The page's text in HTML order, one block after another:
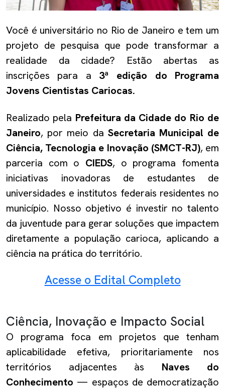
Você é universitário no Rio de Janeiro e tem um
projeto de pesquisa que pode transformar a
realidade da cidade? Estão abertas as
inscrições para a 3ª edição do Programa
Jovens Cientistas Cariocas.
Realizado pela Prefeitura da Cidade do Rio de
Janeiro, por meio da Secretaria Municipal de
Ciência, Tecnologia e Inovação (SMCT-RJ), em
parceria com o CIEDS, o programa fomenta
iniciativas inovadoras de estudantes de
universidades e institutos federais residentes no
município. Nosso objetivo é investir no talento
da juventude para gerar soluções que impactem
diretamente a população carioca, aplicando a
ciência na prática do território.
Acesse o Edital Completo
Ciência, Inovação e Impacto Social
O programa foca em projetos que tenham
aplicabilidade efetiva, prioritariamente nos
territórios adjacentes às Naves do
Conhecimento — espaços de democratização